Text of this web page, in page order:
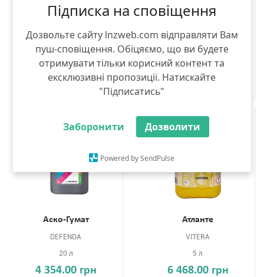
Підписка на сповіщення
Дозвольте сайту lnzweb.com відправляти Вам
пуш-сповіщення. Обіцяємо, що ви будете
отримувати тільки корисний контент та
ексклюзивні пропозиції. Натискайте
"Підписатись"
Заборонити Дозволити
Powered by SendPulse
20 л
5 л
Аско-Гумат
DEFENDA
20 л
4 354.00 грн
Атланте
VITERA
5 л
6 468.00 грн